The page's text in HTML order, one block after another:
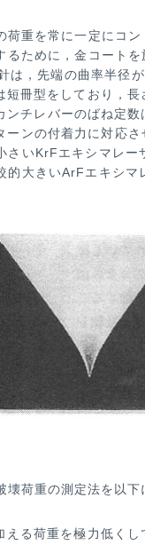
荷重を常に一定にコ
るために，金コート
は，先端の曲率半径
短冊型をしており，
ンチレバーのばね定
ーンの付着力に対応
さいKrFエキシマレ
的大きいArFエキシマ
壊荷重の測定法を以下
る荷重を極力低く